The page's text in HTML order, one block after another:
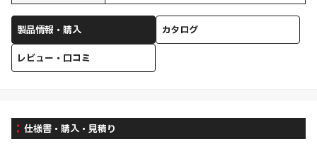
製品情報・購入
カタログ
レビュー・口コミ
仕様書・購入・見積り